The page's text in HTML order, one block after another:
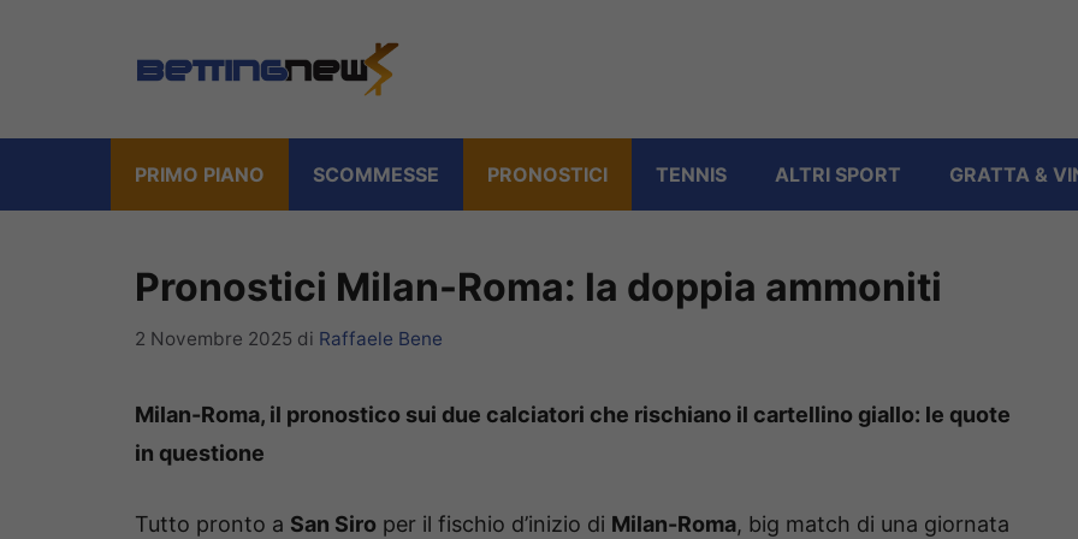
PRIMO PIANO SCOMMESSE PRONOSTICI TENNIS ALTRI SPORT GRATTA &
Pronostici Milan-Roma: la doppia ammoniti
2 Novembre 2025 di Raffaele Bene
Milan-Roma, il pronostico sui due calciatori che rischiano il cartellino giallo: le quote
in questione
Tutto pronto a San Siro per il fischio d’inizio di Milan-Roma, big match di una giornata